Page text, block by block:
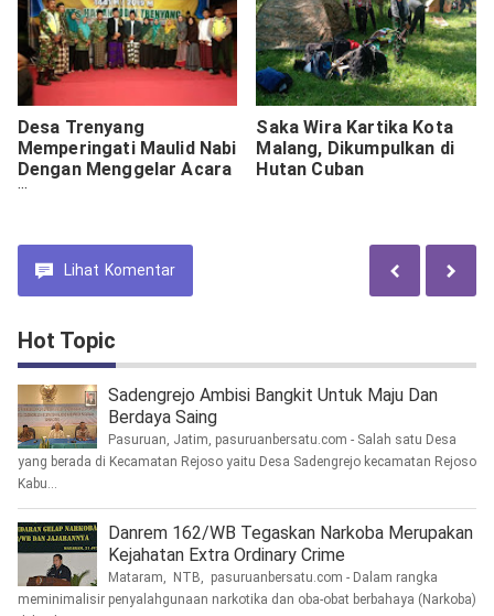
Desa Trenyang
Memperingati Maulid Nabi
Dengan Menggelar Acara
Pengajian.
Saka Wira Kartika Kota
Malang, Dikumpulkan di
Hutan Cuban
Lihat Komentar
Hot Topic
Sadengrejo Ambisi Bangkit Untuk Maju Dan
Berdaya Saing
Pasuruan, Jatim, pasuruanbersatu.com - Salah satu Desa
yang berada di Kecamatan Rejoso yaitu Desa Sadengrejo kecamatan Rejoso
Kabu...
Danrem 162/WB Tegaskan Narkoba Merupakan
Kejahatan Extra Ordinary Crime
Mataram, NTB, pasuruanbersatu.com - Dalam rangka
meminimalisir penyalahgunaan narkotika dan oba-obat berbahaya (Narkoba)